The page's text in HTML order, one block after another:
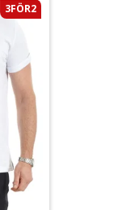
3FÖR2